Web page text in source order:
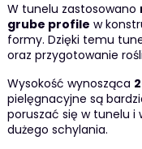
W tunelu zastosowano
grube profile w
formy. Dzięki temu
oraz przygotowanie
Wysokość wynosząca
pielęgnacyjne są
poruszać się w tunelu i
dużego schylania.